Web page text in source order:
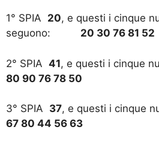
1° SPIA 20, e questi i cinque
seguono: 20 30 76 81 52
2° SPIA 41, e questi i cinque
80 90 76 78 50
3° SPIA 37, e questi i cinque
67 80 44 56 63